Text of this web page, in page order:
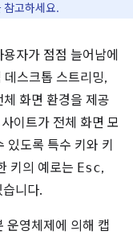
참고하세요.
자가 점점 늘어남에
스크톱 스트리밍,
화면 환경을 제공
이트가 전체 화면 모
도록 특수 키와 키
키의 예로는 Esc,
니다.
운영체제에 의해 캡